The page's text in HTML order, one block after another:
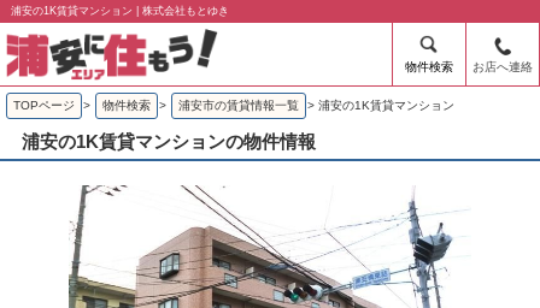
浦安の1K賃貸マンション | 株式会社もとゆき
物件検索 お店へ連絡
TOPページ > 物件検索 > 浦安市の賃貸情報一覧 > 浦安の1K賃貸マンション
浦安の1K賃貸マンションの物件情報